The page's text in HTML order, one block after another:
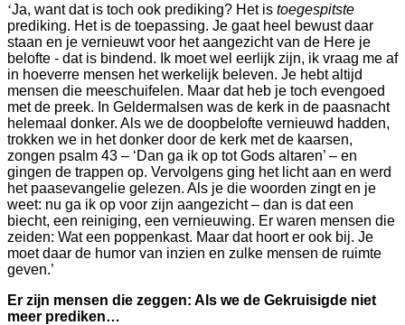
‘Ja, want dat is toch ook prediking? Het is toegespitste
prediking. Het is de toepassing. Je gaat heel bewust daar
staan en je vernieuwt voor het aangezicht van de Here je
belofte - dat is bindend. Ik moet wel eerlijk zijn, ik vraag me af
in hoeverre mensen het werkelijk beleven. Je hebt altijd
mensen die meeschuifelen. Maar dat heb je toch evengoed
met de preek. In Geldermalsen was de kerk in de paasnacht
helemaal donker. Als we de doopbelofte vernieuwd hadden,
trokken we in het donker door de kerk met de kaarsen,
zongen psalm 43 – ‘Dan ga ik op tot Gods altaren’ – en
gingen de trappen op. Vervolgens ging het licht aan en werd
het paasevangelie gelezen. Als je die woorden zingt en je
weet: nu ga ik op voor zijn aangezicht – dan is dat een
biecht, een reiniging, een vernieuwing. Er waren mensen die
zeiden: Wat een poppenkast. Maar dat hoort er ook bij. Je
moet daar de humor van inzien en zulke mensen de ruimte
geven.’
Er zijn mensen die zeggen: Als we de Gekruisigde niet
meer prediken…